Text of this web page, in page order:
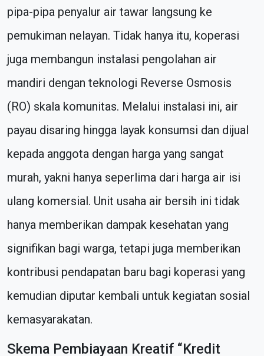
pipa-pipa penyalur air tawar langsung ke
pemukiman nelayan. Tidak hanya itu, koperasi
juga membangun instalasi pengolahan air
mandiri dengan teknologi Reverse Osmosis
(RO) skala komunitas. Melalui instalasi ini, air
payau disaring hingga layak konsumsi dan dijual
kepada anggota dengan harga yang sangat
murah, yakni hanya seperlima dari harga air isi
ulang komersial. Unit usaha air bersih ini tidak
hanya memberikan dampak kesehatan yang
signifikan bagi warga, tetapi juga memberikan
kontribusi pendapatan baru bagi koperasi yang
kemudian diputar kembali untuk kegiatan sosial
kemasyarakatan.
Skema Pembiayaan Kreatif “Kredit